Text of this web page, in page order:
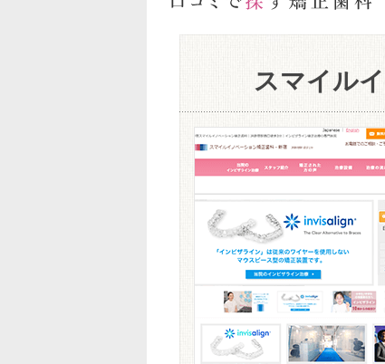
スマイル